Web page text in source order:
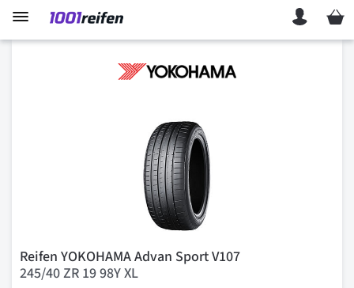
Mein
Reifen YOKOHAMA Advan Sport V107
245/40 ZR 19 98Y XL